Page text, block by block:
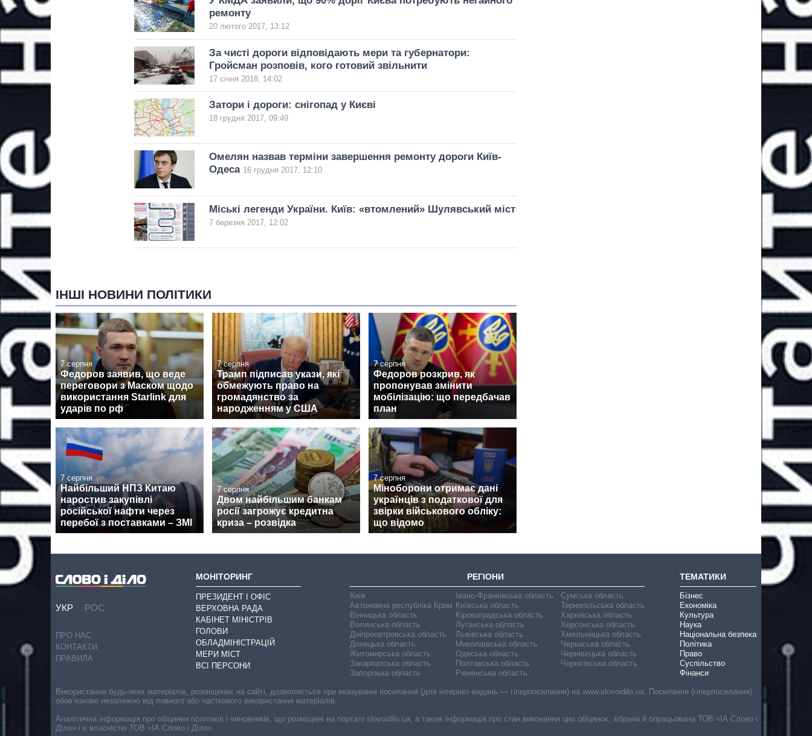
ремонту
20 лютого 2017, 13:12
За чисті дороги відповідають мери та губернатори:
Гройсман розповів, кого готовий звільнити
17 січня 2018, 14:02
Затори і дороги: снігопад у Києві
18 грудня 2017, 09:49
Омелян назвав терміни завершення ремонту дороги Київ-
Одеса 16 грудня 2017, 12:10
Міські легенди України. Київ: «втомлений» Шулявський міст
7 березня 2017, 12:02
ІНШІ НОВИНИ ПОЛІТИКИ
7 серпня
Федоров заявив, що веде
переговори з Маском щодо
використання Starlink для
ударів по рф
7 серпня
Трамп підписав укази, які
обмежують право на
громадянство за
народженням у США
7 серпня
Федоров розкрив, як
пропонував змінити
мобілізацію: що передбачав
план
7 серпня
Найбільший НПЗ Китаю
наростив закупівлі
російської нафти через
перебої з поставками – ЗМІ
7 серпня
Двом найбільшим банкам
росії загрожує кредитна
криза – розвідка
7 серпня
Міноборони отримає дані
українців з податкової для
звірки військового обліку:
що відомо
УКР РОС
ПРО НАС
КОНТАКТИ
ПРАВИЛА
МОНІТОРИНГ
ПРЕЗИДЕНТ І ОФІС
ВЕРХОВНА РАДА
КАБІНЕТ МІНІСТРІВ
ГОЛОВИ
ОБЛАДМІНІСТРАЦІЙ
МЕРИ МІСТ
ВСІ ПЕРСОНИ
РЕГІОНИ
Київ
Автономна республіка Крим
Вінницька область
Волинська область
Дніпропетровська область
Донецька область
Житомирська область
Закарпатська область
Запорізька область
Івано-Франківська область
Київська область
Кіровоградська область
Луганська область
Львівська область
Миколаївська область
Одеська область
Полтавська область
Рівненська область
Сумська область
Тернопільська область
Харківська область
Херсонська область
Хмельницька область
Черкаська область
Чернівецька область
Чернігівська область
ТЕМАТИКИ
Бізнес
Економіка
Культура
Наука
Національна безпека
Політика
Право
Суспільство
Фінанси
Використання будь-яких матеріалів, розміщених на сайті, дозволяється при вказуванні посилання (для інтернет-видань — гіперпосилання) на www.slovoidilo.ua. Посилання (гіперпосилання)
обов’язкове незалежно від повного або часткового використання матеріалів.
Аналітична інформація про обіцянки політиків і чиновників, що розміщені на порталі slovoidilo.ua, а також інформація про стан виконання цих обіцянок, зібрана й опрацьована ТОВ «ІА Слово і
Діло» і є власністю ТОВ «ІА Слово і Діло».